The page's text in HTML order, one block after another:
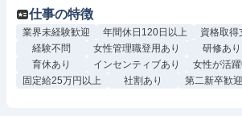
仕事の特徴
業界未経験歓迎 年間休日120日以上
資格取得
経験不問
女性管理職登用あり 研修あり
育休あり
インセンティブあり 女性が活
固定給25万円以上
社割あり 第二新卒歓迎